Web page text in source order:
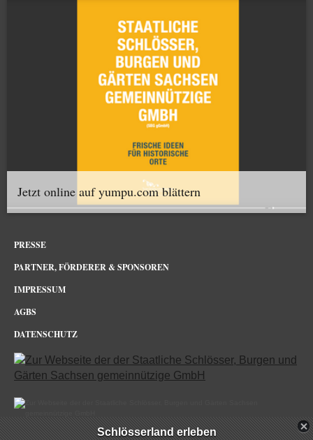
Jetzt online auf yumpu.com blättern
PRESSE
PARTNER, FÖRDERER & SPONSOREN
IMPRESSUM
AGBS
DATENSCHUTZ
Schlösserland erleben